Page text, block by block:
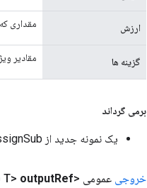
ارزش مقداری
گزینه ها مقادیر
برمی گرداند
یک نمونه جدید از AssignSub
خروجی عمومی <T> outputRef